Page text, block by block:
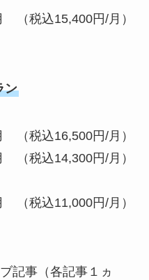
（税込15,400円/月）
ン
（税込16,500円/月）
（税込14,300円/月）
（税込11,000円/月）
記事（各記事１ヵ